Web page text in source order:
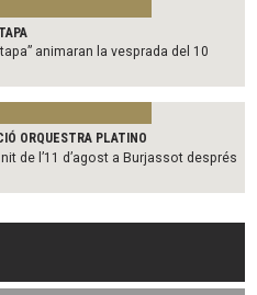
animaran la vesprada del 10
ORQUESTRA PLATINO
de l’11 d’agost a Burjassot després